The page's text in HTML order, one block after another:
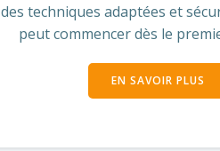
des techniques adaptées et
peut commencer dès le
EN SAVOIR PLUS